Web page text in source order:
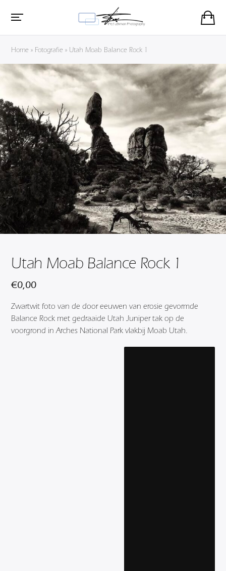
Home » Fotografie » Utah Moab Balance Rock 1
Utah Moab Balance Rock 1
€0,00
Zwartwit foto van de door eeuwen van erosie gevormde
Balance Rock met gedraaide Utah Juniper tak op de
voorgrond in Arches National Park vlakbij Moab Utah.